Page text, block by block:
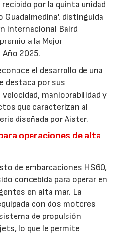
por la quinta unidad
Guadalmedina', distinguida
internacional Baird
a la Mejor
2025.
el desarrollo de una
destaca por sus
maniobrabilidad y
que caracterizan al
diseñada por Aister.
operaciones de alta
de embarcaciones HS60,
concebida para operar en
en alta mar. La
con dos motores
de propulsión
lo que le permite